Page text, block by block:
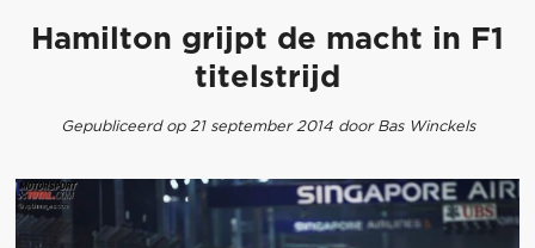
Hamilton grijpt de macht in F1
titelstrijd
Gepubliceerd op 21 september 2014 door Bas Winckels